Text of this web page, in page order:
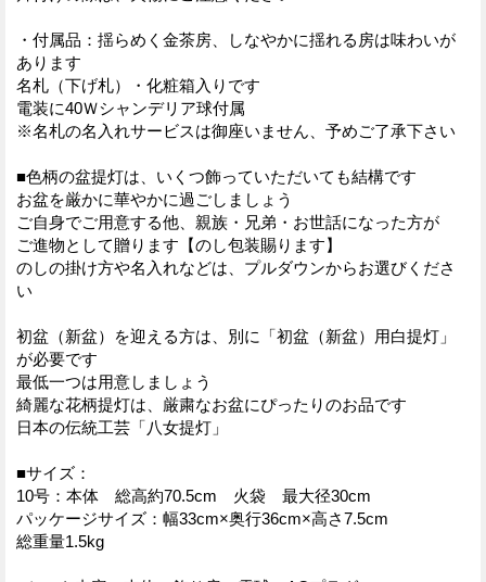
・付属品：揺らめく金茶房、しなやかに揺れる房は味わいが
あります
名札（下げ札）・化粧箱入りです
電装に40Ｗシャンデリア球付属
※名札の名入れサービスは御座いません、予めご了承下さい
■色柄の盆提灯は、いくつ飾っていただいても結構です
お盆を厳かに華やかに過ごしましょう
ご自身でご用意する他、親族・兄弟・お世話になった方が
ご進物として贈ります【のし包装賜ります】
のしの掛け方や名入れなどは、プルダウンからお選びくださ
い
初盆（新盆）を迎える方は、別に「初盆（新盆）用白提灯」
が必要です
最低一つは用意しましょう
綺麗な花柄提灯は、厳粛なお盆にぴったりのお品です
日本の伝統工芸「八女提灯」
■サイズ：
10号：本体 総高約70.5cm 火袋 最大径30cm
パッケージサイズ：幅33cm×奥行36cm×高さ7.5cm
総重量1.5kg